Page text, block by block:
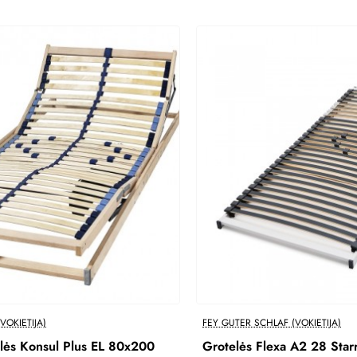
Konsul Plus EL 80x200
FEY GUTER SCHLAF (VOKIETIJA)
Grotelės Flexa A2 28